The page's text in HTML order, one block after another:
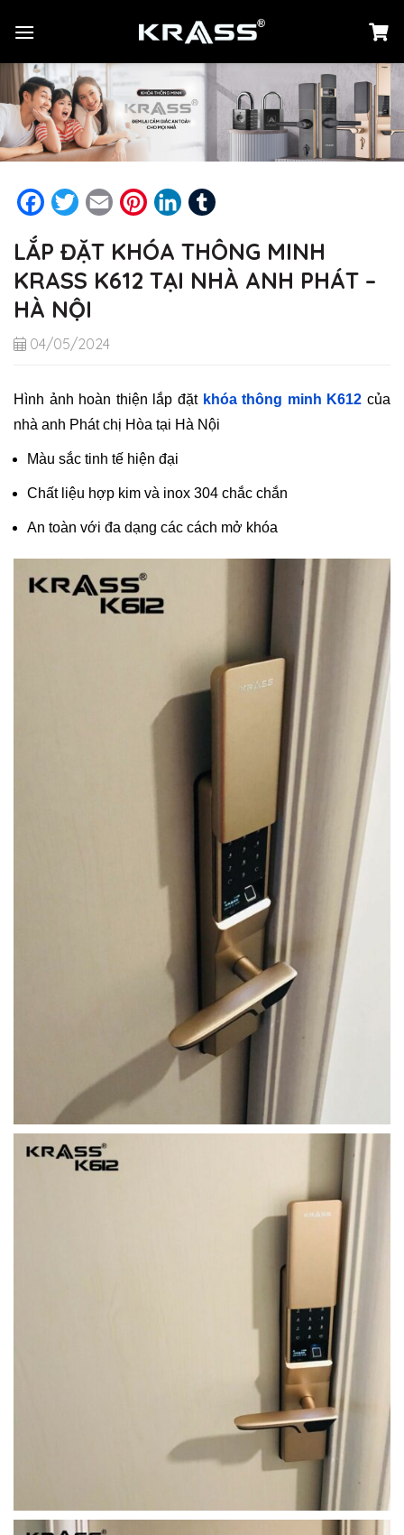
đến
dung
Facebook
TwitterEmail PinterestLinkedIn
LẮP ĐẶT KHÓA THÔNG MINH
KRASS K612 TẠI NHÀ ANH PHÁT –
HÀ NỘI
04/05/2024
Hình ảnh hoàn thiện lắp đặt khóa thông minh K612 của
nhà anh Phát chị Hòa tại Hà Nội
Màu sắc tinh tế hiện đại
Chất liệu hợp kim và inox 304 chắc chắn
An toàn với đa dạng các cách mở khóa